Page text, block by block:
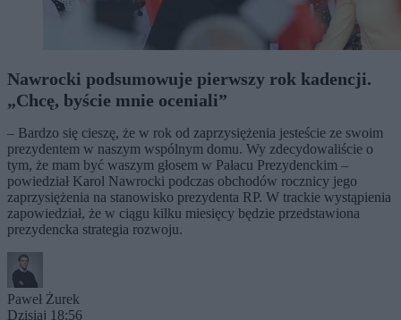
Nawrocki podsumowuje pierwszy rok kadencji.
„Chcę, byście mnie oceniali”
– Bardzo się cieszę, że w rok od zaprzysiężenia jesteście ze swoim
prezydentem w naszym wspólnym domu. Wy zdecydowaliście o
tym, że mam być waszym głosem w Pałacu Prezydenckim –
powiedział Karol Nawrocki podczas obchodów rocznicy jego
zaprzysiężenia na stanowisko prezydenta RP. W trackie wystąpienia
zapowiedział, że w ciągu kilku miesięcy będzie przedstawiona
prezydencka strategia rozwoju.
Paweł Żurek
Dzisiaj 18:56